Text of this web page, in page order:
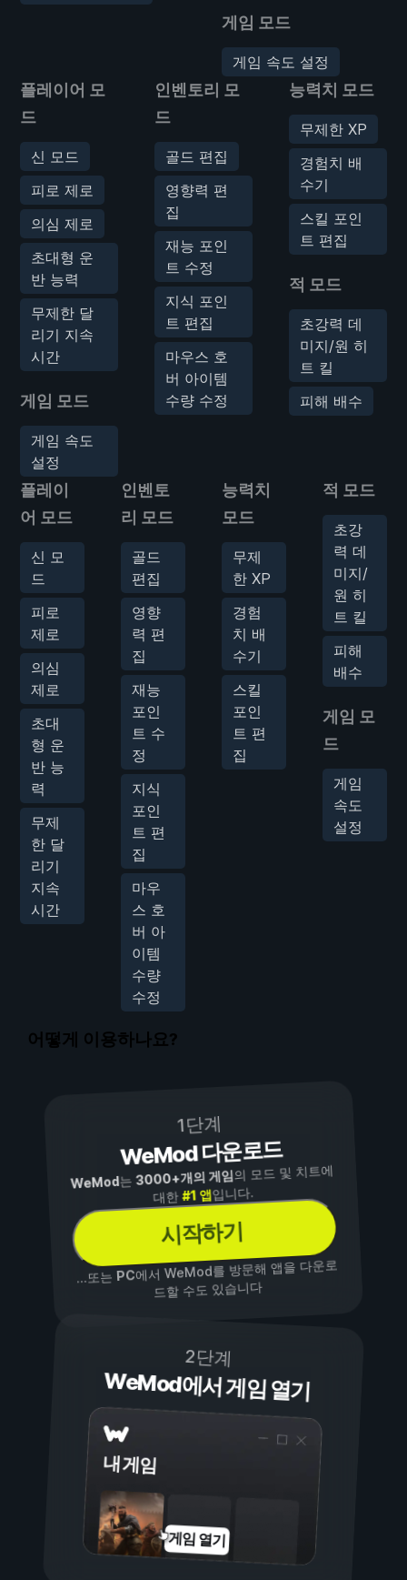
게임 모드
게임 속도 설정
플레이어 모
드
신 모드
피로 제로
의심 제로
초대형 운
반 능력
무제한 달
리기 지속
시간
게임 모드
게임 속도
설정
인벤토리 모
드
골드 편집
영향력 편
집
재능 포인
트 수정
지식 포인
트 편집
마우스 호
버 아이템
수량 수정
능력치 모드
무제한 XP
경험치 배
수기
스킬 포인
트 편집
적 모드
초강력 데
미지/원 히
트 킬
피해 배수
플레이
어 모드
신 모
드
피로
제로
의심
제로
초대
형 운
반 능
력
무제
한 달
리기
지속
시간
인벤토
리 모드
골드
편집
영향
력 편
집
재능
포인
트 수
정
지식
포인
트 편
집
마우
스 호
버 아
이템
수량
수정
능력치
모드
무제
한 XP
경험
치 배
수기
스킬
포인
트 편
집
적 모드
초강
력 데
미지/
원 히
트 킬
피해
배수
게임 모
드
게임
속도
설정
어떻게 이용하나요?
1단계
WeMod 다운로드
WeMod는3000+개의 게임의 모드 및 치트에
대한#1 앱입니다.
시작하기
...또는PC에서 WeMod를 방문해 앱을 다운로
드할 수도 있습니다
2단계
WeMod에서 게임 열기
내 게임
게임 열기